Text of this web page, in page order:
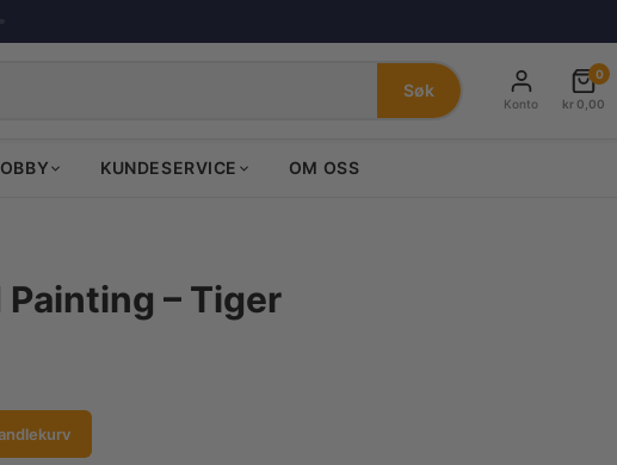
Søk
Konto
0
kr 0,00
KUNDESERVICE OM OSS
Painting – Tiger